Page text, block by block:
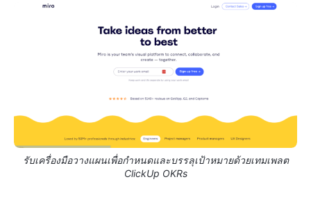
รับเครื่องมือวางแผนเพื่อกำหนดและบรรลุเป้าหมายด้วยเทมเพลต
ClickUp OKRs